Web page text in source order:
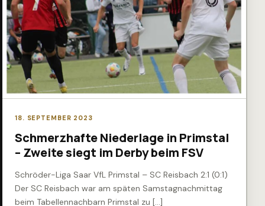
18. SEPTEMBER 2023
Schmerzhafte Niederlage in Primstal
– Zweite siegt im Derby beim FSV
Schröder-Liga Saar VfL Primstal – SC Reisbach 2:1 (0:1)
Der SC Reisbach war am späten Samstagnachmittag
beim Tabellennachbarn Primstal zu […]